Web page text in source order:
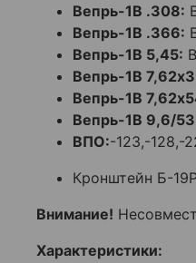
Вепрь-1В .308:
Вепрь-1В .366:
Вепрь-1В 5,45:
Вепрь-1В
Вепрь-1В
Вепрь-1В 9,6/
ВПО:-123,-128,-
Кронштейн Б-
Внимание!
Характеристики: